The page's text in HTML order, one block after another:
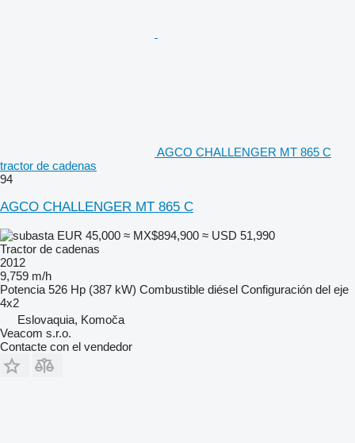
AGCO CHALLENGER MT 865 C
tractor de cadenas
94
AGCO CHALLENGER MT 865 C
EUR 45,000 ≈ MX$894,900 ≈ USD 51,990
Tractor de cadenas
2012
9,759 m/h
Potencia 526 Hp (387 kW) Combustible diésel Configuración del eje
4x2
Eslovaquia, Komoča
Veacom s.r.o.
Contacte con el vendedor